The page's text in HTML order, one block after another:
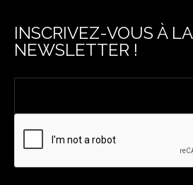
INSCRIVEZ-VOUS À LA
NEWSLETTER !